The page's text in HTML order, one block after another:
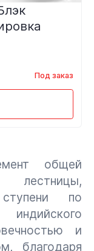
Под заказ
общей
лестницы,
по
и
благодаря